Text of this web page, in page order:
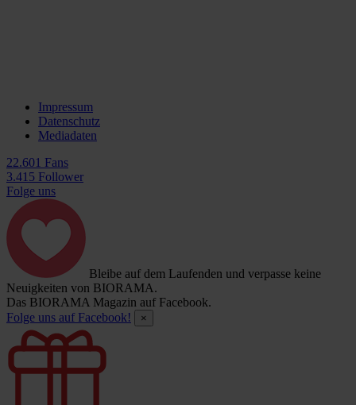
Impressum
Datenschutz
Mediadaten
22.601 Fans
3.415 Follower
Folge uns
Bleibe auf dem Laufenden und verpasse keine
Neuigkeiten von BIORAMA.
Das BIORAMA Magazin auf Facebook.
Folge uns auf Facebook!
×